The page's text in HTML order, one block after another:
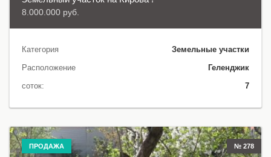
8.000.000 руб.
Категория
Земельные участки
Расположение
Геленджик
соток:
7
ПРОДАЖА № 278